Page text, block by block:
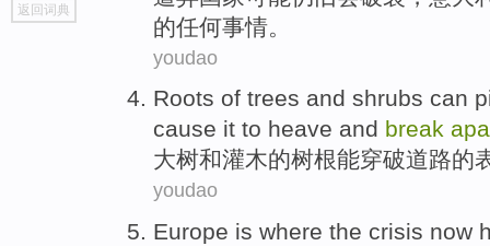
top
返回词典
的任何事情。
youdao
Roots of trees and shrubs can
cause it to heave and break
大树和灌木的树根能穿破道路的
youdao
Europe is where the crisis now